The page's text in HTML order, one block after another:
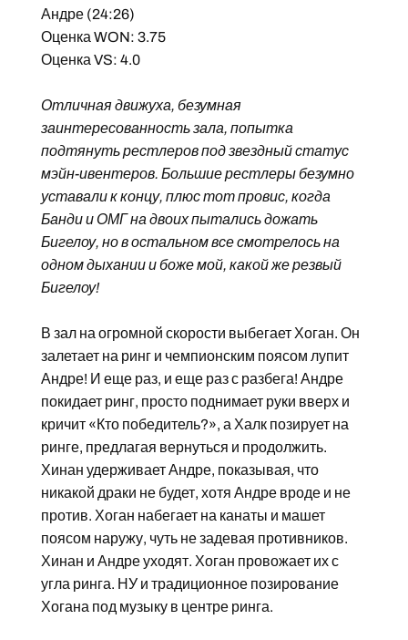
Андре (24:26)
Оценка WON: 3.75
Оценка VS: 4.0
Отличная движуха, безумная
заинтересованность зала, попытка
подтянуть рестлеров под звездный статус
мэйн-ивентеров. Большие рестлеры безумно
уставали к концу, плюс тот провис, когда
Банди и ОМГ на двоих пытались дожать
Бигелоу, но в остальном все смотрелось на
одном дыхании и боже мой, какой же резвый
Бигелоу!
В зал на огромной скорости выбегает Хоган. Он
залетает на ринг и чемпионским поясом лупит
Андре! И еще раз, и еще раз с разбега! Андре
покидает ринг, просто поднимает руки вверх и
кричит «Кто победитель?», а Халк позирует на
ринге, предлагая вернуться и продолжить.
Хинан удерживает Андре, показывая, что
никакой драки не будет, хотя Андре вроде и не
против. Хоган набегает на канаты и машет
поясом наружу, чуть не задевая противников.
Хинан и Андре уходят. Хоган провожает их с
угла ринга. НУ и традиционное позирование
Хогана под музыку в центре ринга.